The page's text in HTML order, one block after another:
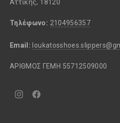
Αττικής, 18120
Τηλέφωνο: 2104956357
Email:
ΑΡΙΘΜΟΣ ΓΕΜΗ 55712509000
Νέο
Νέο